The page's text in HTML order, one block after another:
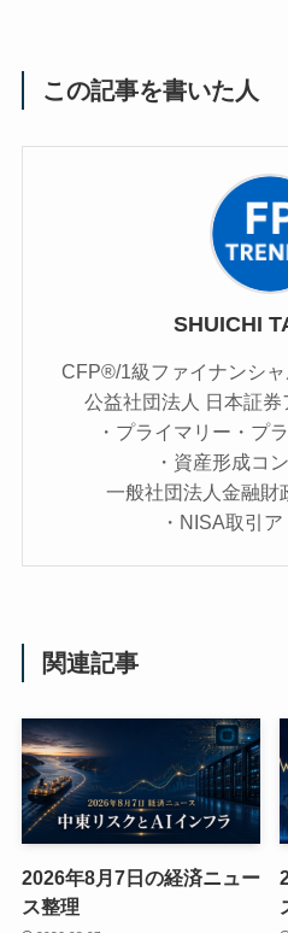
この記事を書いた人
SHUICHI
CFP®/1級ファイナンシ
公益社団法人 日本証
・プライマリー・プ
・資産形成コ
一般社団法人金融財
・NISA取引
関連記事
2026年8月7日の経済ニュー
ス整理